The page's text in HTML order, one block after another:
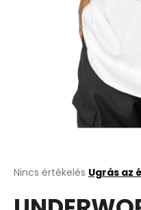
A
átlagos
Nincs értékelés Ugrás az